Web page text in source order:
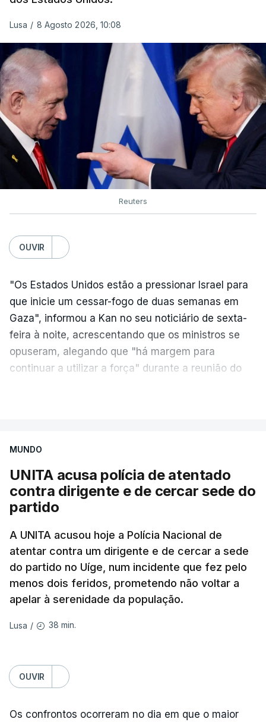
Lusa / 8 Agosto 2026, 10:08
Reuters
OUVIR
"Os Estados Unidos estão a pressionar Israel para
que inicie um cessar-fogo de duas semanas em
Gaza", informou a Kan no seu noticiário de sexta-
feira à noite, acrescentando que os ministros se
opuseram, alegando que "há margem para
continuar a utilizar a força" durante a reunião do
aplicação do plano de desarmamento do Hamas.
Além disso, o correspondente do canal de
televisão israelita i24News, que também teve
acesso às deliberações do Gabinete, recordou na
autorização formal de Israel para a entrada em
Gaza da Força Internacional de Estabilização, um
contingente multinacional proposto no âmbito do
Conselho da Paz promovido por Trump.
Meios de comunicação social israelitas
Netanyahu exigiu durante a sessão de quinta-feira
a retoma dos ataques aéreos em Gaza,
MUNDO
UNITA acusa polícia de atentado
contra dirigente e de cercar sede do
partido
A UNITA acusou hoje a Polícia Nacional de
atentar contra um dirigente e de cercar a sede
do partido no Uíge, num incidente que fez pelo
menos dois feridos, prometendo não voltar a
apelar à serenidade da população.
Lusa / 38 min.
OUVIR
Os confrontos ocorreram no dia em que o maior